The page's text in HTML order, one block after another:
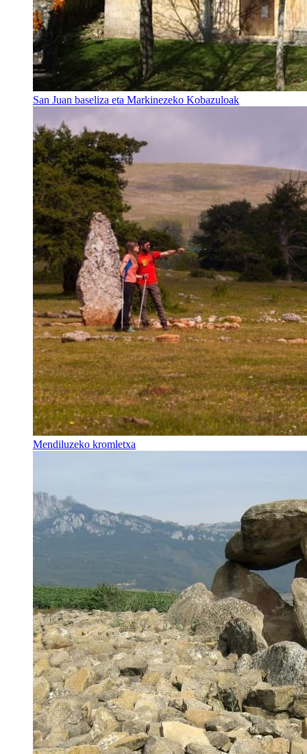
San Juan baseliza eta Markinezeko Kobazuloak
Mendiluzeko kromletxa